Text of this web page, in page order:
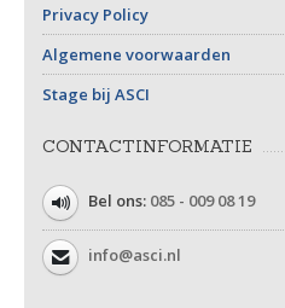
Privacy Policy
Algemene voorwaarden
Stage bij ASCI
CONTACTINFORMATIE
Bel ons: 085 - 009 08 19
info@asci.nl